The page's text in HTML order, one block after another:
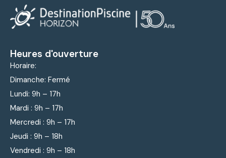
Heures d'ouverture
Horaire:
Dimanche: Fermé
Lundi: 9h – 17h
Mardi : 9h – 17h
Mercredi : 9h – 17h
Jeudi : 9h – 18h
Vendredi : 9h – 18h